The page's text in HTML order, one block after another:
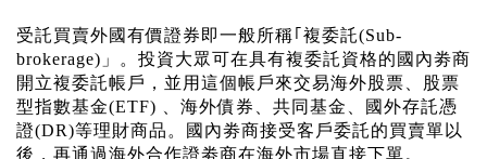
受託買賣外國有價證券即一般所稱｢複委託(Sub-
brokerage) 」。投資大眾可在具有複委託資格的國內劵商
開立複委託帳戶，並用這個帳戶來交易海外股票、股票
型指數基金(ETF)
、海外債券、共同基金、國外存託憑
證(DR)等理財商品。國內劵商接受客戶委託的買賣單以
後，再通過海外合作證劵商在海外市場直接下單。